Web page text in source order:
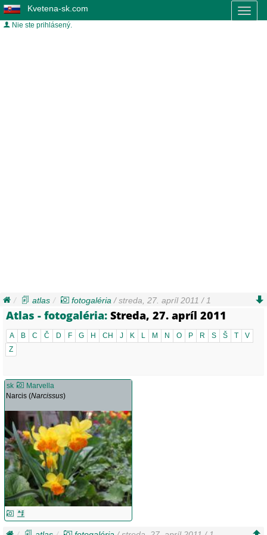
Kvetena-sk.com
Nie ste prihlásený.
atlas fotogaléria / streda, 27. apríl 2011 / 1
Atlas - fotogaléria: Streda, 27. apríl 2011
A B C Č D F G H CH J K L M N O P R S Š T
V
Z
sk
Marvella
Narcis (Narcissus)